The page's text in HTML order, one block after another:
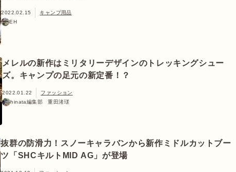
2022.02.15
キャンプ用品
EH
メレルの新作はミリタリーデザインのトレッキングシュー
ズ。キャンプの足元の新定番！？
2022.01.22
ファッション
hinata編集部 重田渚瑳
抜群の防滑力！スノーキャラバンから新作ミドルカットブー
ツ「SHCキルトMID AG」が登場